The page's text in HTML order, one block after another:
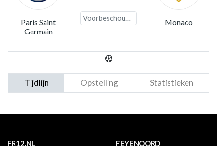
Paris Saint
Germain
Monaco
Tijdlijn Opstelling Statistieken
FR12.NL
FEYENOORD